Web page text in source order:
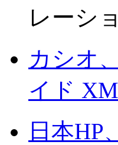
レーシ
カシオ
イド
日本HP